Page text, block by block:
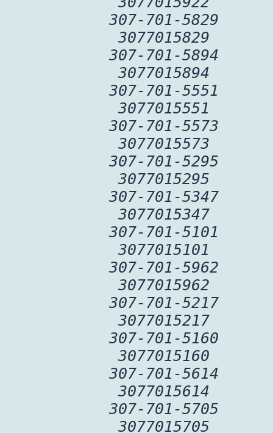
307-701-5829
3077015829
307-701-5894
3077015894
307-701-5551
3077015551
307-701-5573
3077015573
307-701-5295
3077015295
307-701-5347
3077015347
307-701-5101
3077015101
307-701-5962
3077015962
307-701-5217
3077015217
307-701-5160
3077015160
307-701-5614
3077015614
307-701-5705
3077015705